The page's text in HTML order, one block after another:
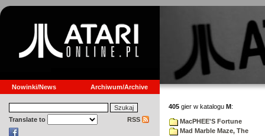
Nowinki/News Archiwum/Archive
Translate to RSS
405 gier w katalogu M:
MacPHEE'S Fortune
Mad Marble Maze, The